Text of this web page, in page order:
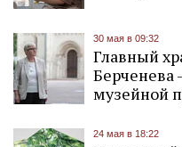
30 мая в 09:32
Главный
Берченева
музейной
24 мая в 18:22